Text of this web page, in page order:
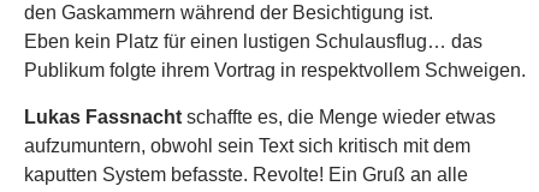
den Gaskammern während der Besichtigung ist.
Eben kein Platz für einen lustigen Schulausflug… das
Publikum folgte ihrem Vortrag in respektvollem Schweigen.
Lukas Fassnacht schaffte es, die Menge wieder etwas
aufzumuntern, obwohl sein Text sich kritisch mit dem
kaputten System befasste. Revolte! Ein Gruß an alle